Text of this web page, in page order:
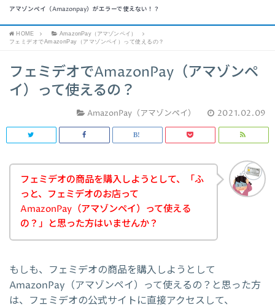
アマゾンペイ（Amazonpay）がエラーで使えない！？
HOME
AmazonPay（アマゾンペイ）
フェミデオでAmazonPay（アマゾンペイ）って使えるの？
フェミデオでAmazonPay（アマゾンペ
イ）って使えるの？
AmazonPay（アマゾンペイ） 2021.02.09
フェミデオの商品を購入しようとして、「ふ
っと、フェミデオのお店って
AmazonPay（アマゾンペイ）って使える
の？」と思った方はいませんか？
もしも、フェミデオの商品を購入しようとして
AmazonPay（アマゾンペイ）って使えるの？と思った方
は、フェミデオの公式サイトに直接アクセスして、